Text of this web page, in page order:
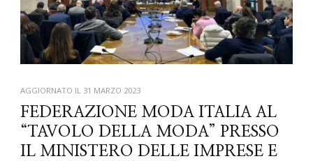
AGGIORNATO IL 31 MARZO 2023
FEDERAZIONE MODA ITALIA AL
“TAVOLO DELLA MODA” PRESSO
IL MINISTERO DELLE IMPRESE E